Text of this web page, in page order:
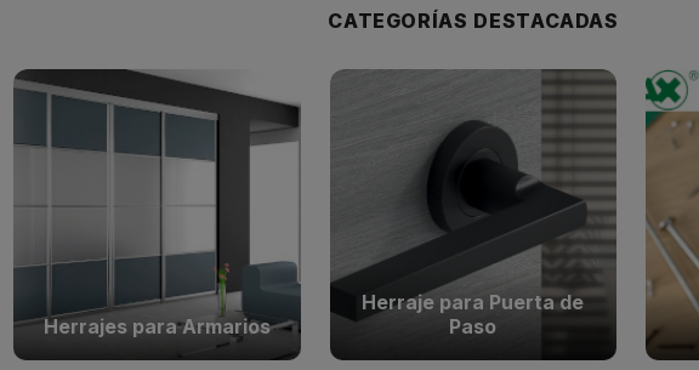
CATEGORÍAS DESTACADAS
Herrajes para Armarios
Herraje para Puerta de
Paso